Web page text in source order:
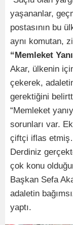
yaşananlar,
postasının bu
aynı komutan,
“Memleket
Akar, ülkenin
çekerek,
gerektiğini
“Memleket
sorunları var.
çiftçi iflas
Derdiniz
çok konu
Başkan Sefa
adaletin
yaptı.